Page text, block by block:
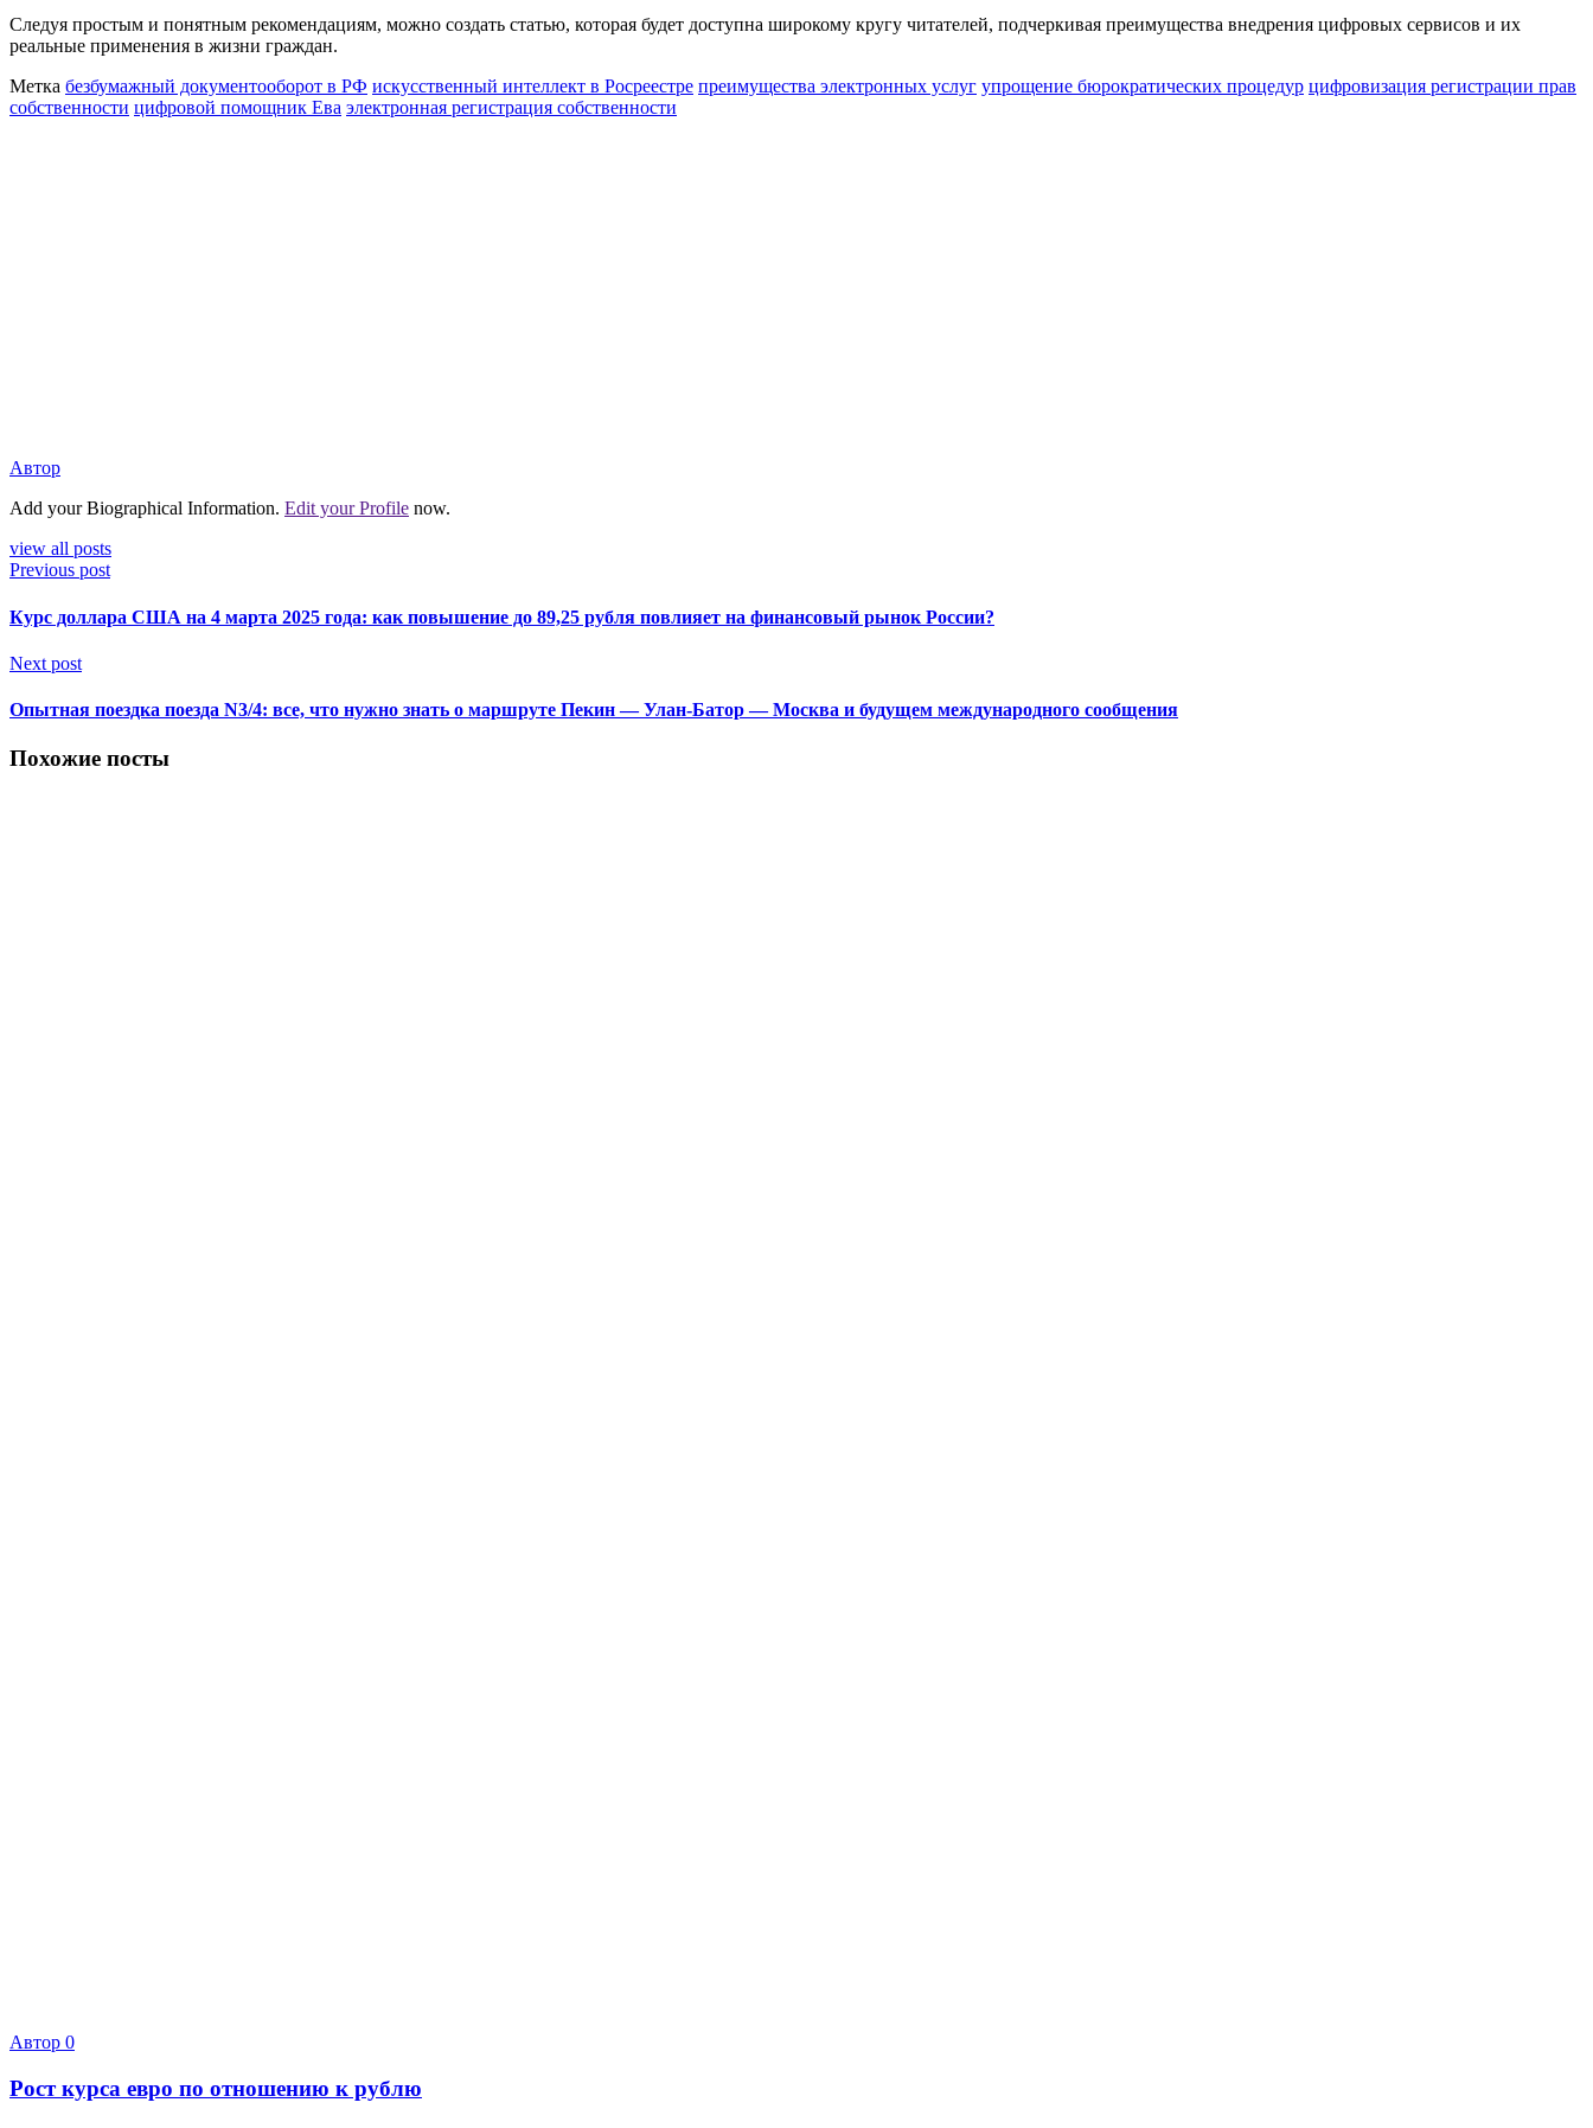
Следуя простым и понятным рекомендациям, можно создать статью, которая будет доступна широкому кругу читателей, подчеркивая преимущества внедрения цифровых сервисов и их
реальные применения в жизни граждан.
Метка безбумажный документооборот в РФ искусственный интеллект в Росреестре преимущества электронных услуг упрощение бюрократических процедур цифровизация регистрации прав
собственности цифровой помощник Ева электронная регистрация собственности
Автор
Add your Biographical Information. Edit your Profile now.
view all posts
Previous post
Курс доллара США на 4 марта 2025 года: как повышение до 89,25 рубля повлияет на финансовый рынок России?
Next post
Опытная поездка поезда N3/4: все, что нужно знать о маршруте Пекин — Улан-Батор — Москва и будущем международного сообщения
Похожие посты
Автор 0
Рост курса евро по отношению к рублю